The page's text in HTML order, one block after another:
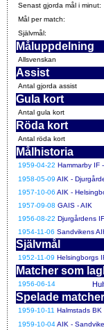
Senast gjorda mål i minut:
Mål per match:
Självmål:
Måluppdelning
Allsvenskan
Assist
Antal gjorda assist
Gula kort
Antal gula kort
Röda kort
Antal röda kort
Målhistoria
1959-04-22 Hammarby IF
1958-05-09 AIK -
1957-10-06 AIK -
1957-09-08 GAIS - AIK
1956-08-22 Djurgårdens
1954-11-06 Sandvikens
Självmål
1952-11-09 Helsingborgs
Matcher som
1956-06-14
Spelade matcher
1959-10-11 Halmstads BK
1959-10-04AIK -